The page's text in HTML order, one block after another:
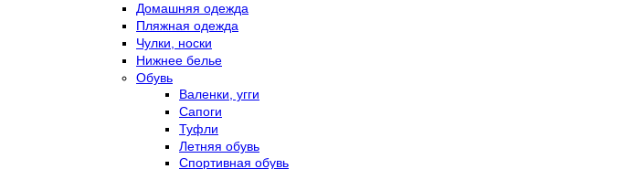
Домашняя одежда
Пляжная одежда
Чулки, носки
Нижнее белье
Обувь
Валенки, угги
Сапоги
Туфли
Летняя обувь
Спортивная обувь